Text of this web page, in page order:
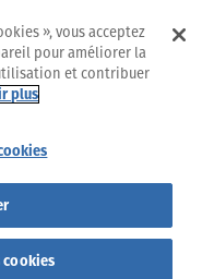
VOUS convient !
», vous acceptez
pour améliorer la
et contribuer
plus
cookies